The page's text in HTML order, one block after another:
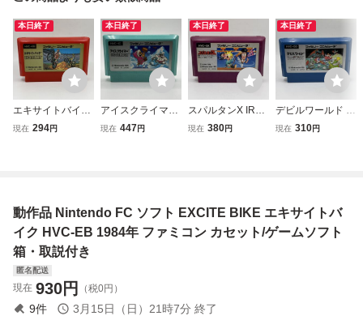
本日終了
エキサイトバイク
EXCITE BIKE Nint
現在 294円
本日終了
アイスクライマー
ICE CLIMBER 19
現在 447円
本日終了
スパルタンX IRE
M 1984 Nintendo
現在 380円
本日終了
デビルワールド D
evil World Nintend
現在 310円
動作品 Nintendo FC ソフト EXCITE BIKE エキサイトバ
イク HVC-EB 1984年 ファミコン カセット/ゲームソフト
箱・取説付き
匿名配送
現在 930円 （税0円）
9件 3月15日（日）21時7分 終了